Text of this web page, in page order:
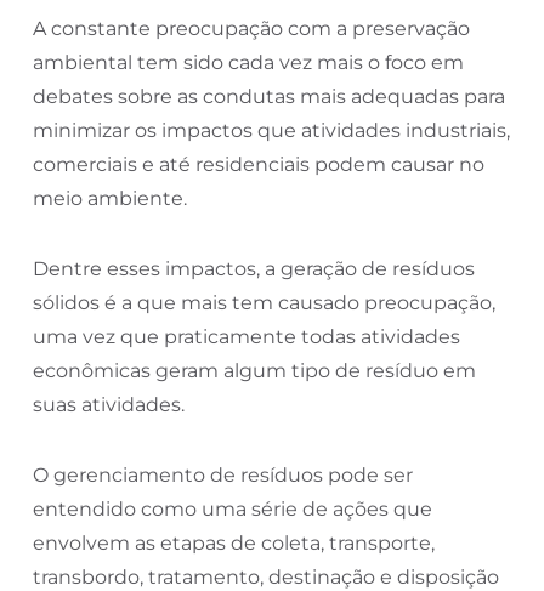
A constante preocupação com a preservação
ambiental tem sido cada vez mais o foco em
debates sobre as condutas mais adequadas para
minimizar os impactos que atividades industriais,
comerciais e até residenciais podem causar no
meio ambiente.
Dentre esses impactos, a geração de resíduos
sólidos é a que mais tem causado preocupação,
uma vez que praticamente todas atividades
econômicas geram algum tipo de resíduo em
suas atividades.
O gerenciamento de resíduos pode ser
entendido como uma série de ações que
envolvem as etapas de coleta, transporte,
transbordo, tratamento, destinação e disposição